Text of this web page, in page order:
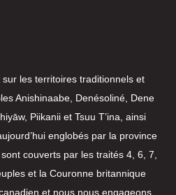
sur les territoires traditionnels et
Anishinaabe, Denésoliné, Dene
Piikanii et Tsuu T’ina, ainsi
englobés par la province
couverts par les traités 4, 6, 7,
et la Couronne britannique
et nous nous engageons